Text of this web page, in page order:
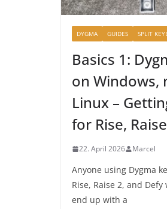
DYGMA GUIDES SPLIT
Basics 1:
on Windows,
Linux –
for Rise,
22. April 2026 Marcel
Anyone using Dygma
Rise, Raise 2, and
end up with a